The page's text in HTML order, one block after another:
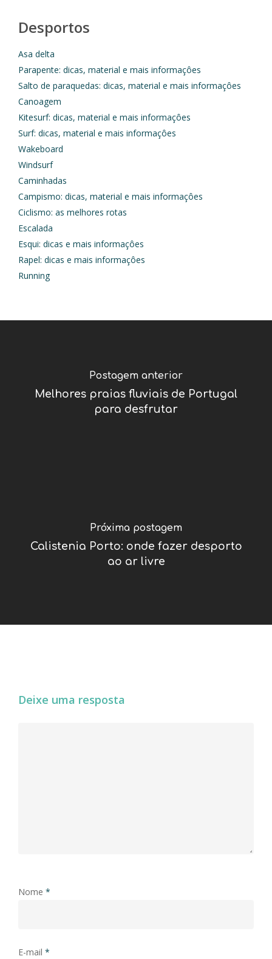
Desportos
Asa delta
Parapente: dicas, material e mais informaçôes
Salto de paraquedas: dicas, material e mais informaçôes
Canoagem
Kitesurf: dicas, material e mais informaçôes
Surf: dicas, material e mais informaçôes
Wakeboard
Windsurf
Caminhadas
Campismo: dicas, material e mais informaçôes
Ciclismo: as melhores rotas
Escalada
Esqui: dicas e mais informaçôes
Rapel: dicas e mais informaçôes
Running
Postagem anterior
Melhores praias fluviais de Portugal
para desfrutar
Próxima postagem
Calistenia Porto: onde fazer desporto
ao ar livre
Deixe uma resposta
Nome *
E-mail *